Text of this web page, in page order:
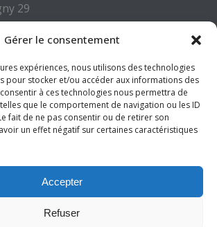
Gérer le consentement
expériences, nous utilisons des technologies
pour stocker et/ou accéder aux informations des
à ces technologies nous permettra de
que le comportement de navigation ou les ID
fait de ne pas consentir ou de retirer son
un effet négatif sur certaines caractéristiques
Accepter
Refuser
29
environnement.be